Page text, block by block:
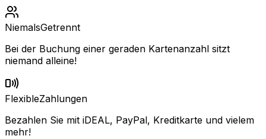
NiemalsGetrennt
Bei der Buchung einer geraden Kartenanzahl sitzt
niemand alleine!
FlexibleZahlungen
Bezahlen Sie mit iDEAL, PayPal, Kreditkarte und vielem
mehr!